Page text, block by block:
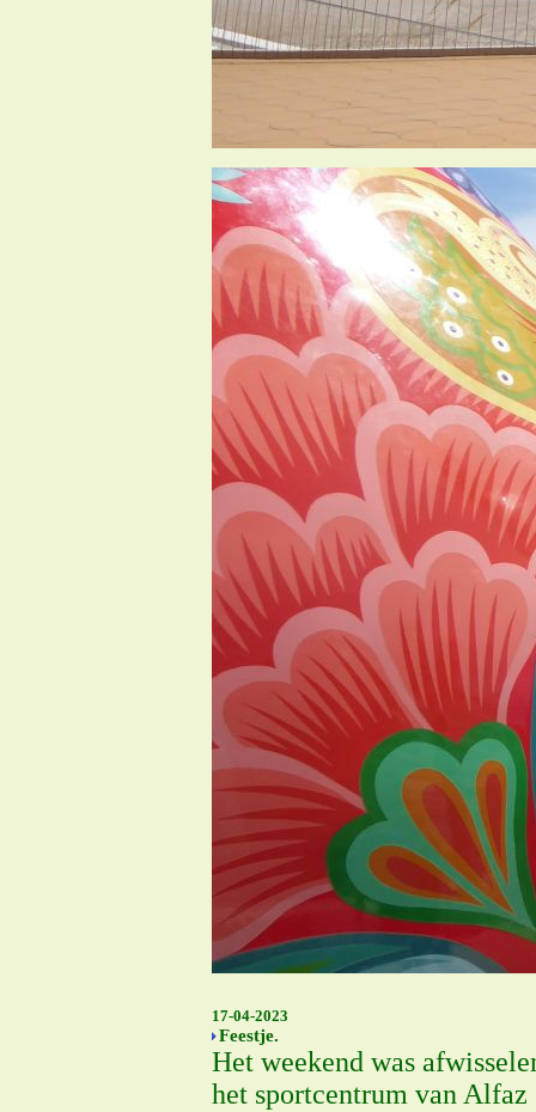
17-04-2023
Feestje.
Het weekend was
het sportcentrum van